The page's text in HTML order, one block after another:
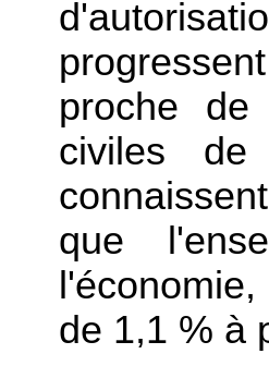
proche de
civiles
que
de 1,1 % à